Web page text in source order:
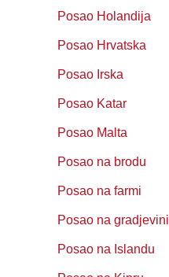
Posao Holandija
Posao Hrvatska
Posao Irska
Posao Katar
Posao Malta
Posao na brodu
Posao na farmi
Posao na gradjevini
Posao na Islandu